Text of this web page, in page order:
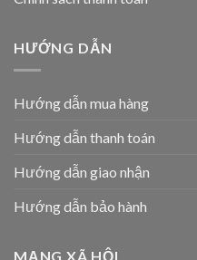
HƯỚNG DẪN
Hướng dẫn mua hàng
Hướng dẫn thanh toán
Hướng dẫn giao nhận
Hướng dẫn bảo hành
MẠNG XÃ HỘI